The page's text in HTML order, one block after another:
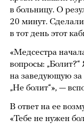
в больницу. О
20 минут. Сделали
в тот день этот
«Медсестра
вопросы:
на заведующую
„Не болит“», —
В ответ на ее
«Тебе не нужен